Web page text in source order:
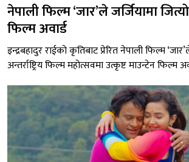
नेपाली फिल्म ‘जार’ले जर्जियामा
फिल्म अवार्ड
इन्द्रबहादुर राईको कृतिबाट प्रेरित नेपाली फिल्म
अन्तर्राष्ट्रिय फिल्म महोत्सवमा उत्कृष्ट माउन्टेन फिल्म